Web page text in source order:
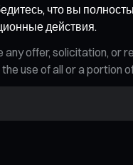
что вы
действия.
offer, solicitation, or
use of all or a portion